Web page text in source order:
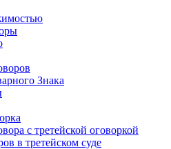
Знака
с третейской оговоркой
в третейском суде